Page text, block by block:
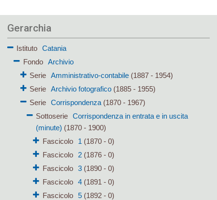
Gerarchia
Istituto
Catania
Fondo
Archivio
Serie Amministrativo-contabile(1887 - 1954)
Serie Archivio fotografico(1885 - 1955)
Serie Corrispondenza(1870 - 1967)
Sottoserie
Corrispondenza in entrata e in uscita
(minute) (1870 - 1900)
Fascicolo
1 (1870 - 0)
Fascicolo
2(1876 - 0)
Fascicolo
3(1890 - 0)
Fascicolo
4(1891 - 0)
Fascicolo
5(1892 - 0)